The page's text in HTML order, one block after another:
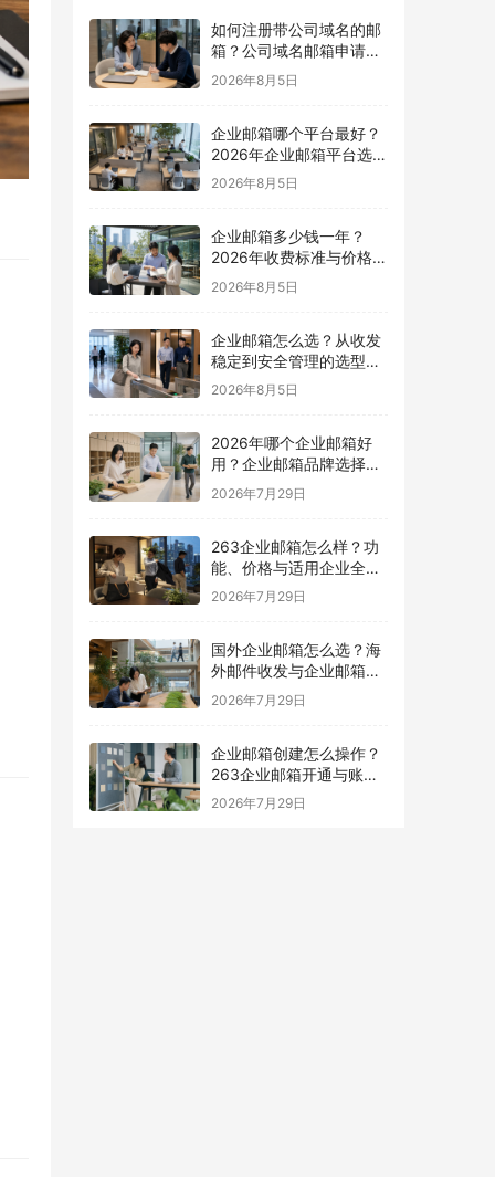
如何注册带公司域名的邮
箱？公司域名邮箱申请与
配置指南
2026年8月5日
企业邮箱哪个平台最好？
2026年企业邮箱平台选择
指南
2026年8月5日
企业邮箱多少钱一年？
2026年收费标准与价格计
算指南
2026年8月5日
企业邮箱怎么选？从收发
稳定到安全管理的选型指
南
2026年8月5日
2026年哪个企业邮箱好
用？企业邮箱品牌选择指
南
2026年7月29日
263企业邮箱怎么样？功
能、价格与适用企业全面
解析
2026年7月29日
国外企业邮箱怎么选？海
外邮件收发与企业邮箱选
择指南
2026年7月29日
企业邮箱创建怎么操作？
263企业邮箱开通与账号
设置指南
2026年7月29日